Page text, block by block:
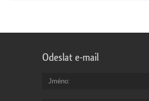
Odeslat e-mail
Jméno